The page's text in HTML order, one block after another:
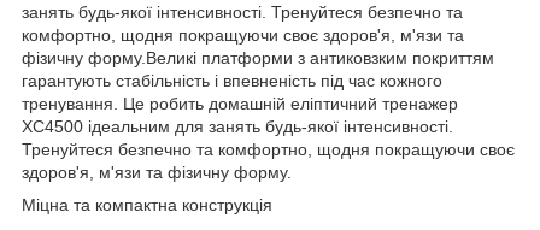
занять будь-якої інтенсивності. Тренуйтеся безпечно та
комфортно, щодня покращуючи своє здоров'я, м'язи та
фізичну форму.Великі платформи з антиковзким покриттям
гарантують стабільність і впевненість під час кожного
тренування. Це робить домашній еліптичний тренажер
XC4500 ідеальним для занять будь-якої інтенсивності.
Тренуйтеся безпечно та комфортно, щодня покращуючи своє
здоров'я, м'язи та фізичну форму.
Міцна та компактна конструкція